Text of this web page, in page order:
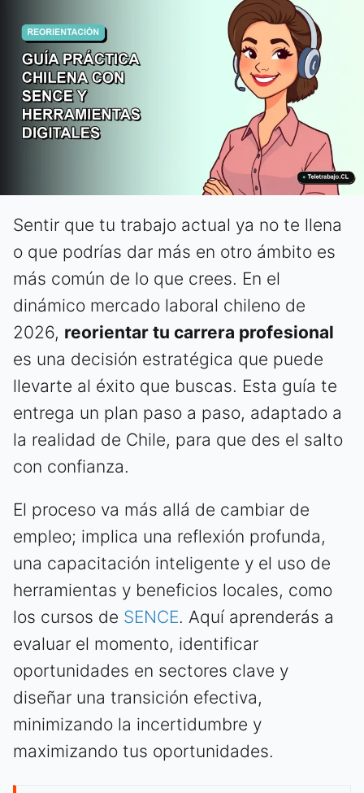
Sentir que tu trabajo actual ya no te llena
o que podrías dar más en otro ámbito es
más común de lo que crees. En el
dinámico mercado laboral chileno de
2026, reorientar tu carrera profesional
es una decisión estratégica que puede
llevarte al éxito que buscas. Esta guía te
entrega un plan paso a paso, adaptado a
la realidad de Chile, para que des el salto
con confianza.
El proceso va más allá de cambiar de
empleo; implica una reflexión profunda,
una capacitación inteligente y el uso de
herramientas y beneficios locales, como
los cursos de SENCE. Aquí aprenderás a
evaluar el momento, identificar
oportunidades en sectores clave y
diseñar una transición efectiva,
minimizando la incertidumbre y
maximizando tus oportunidades.